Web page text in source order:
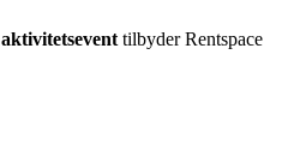
aktivitetsevent tilbyder Rentspace